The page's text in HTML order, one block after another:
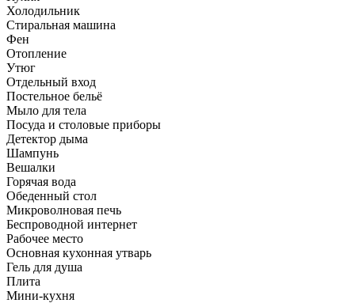
Холодильник
Стиральная машина
Фен
Отопление
Утюг
Отдельный вход
Постельное бельё
Мыло для тела
Посуда и столовые приборы
Детектор дыма
Шампунь
Вешалки
Горячая вода
Обеденный стол
Микроволновая печь
Беспроводной интернет
Рабочее место
Основная кухонная утварь
Гель для душа
Плита
Мини-кухня